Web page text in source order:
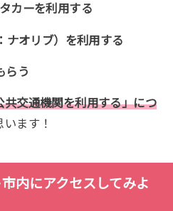
カーを利用する
オリブ）を利用する
らう
交通機関を利用する」につ
ます！
内にアクセスしてみよ